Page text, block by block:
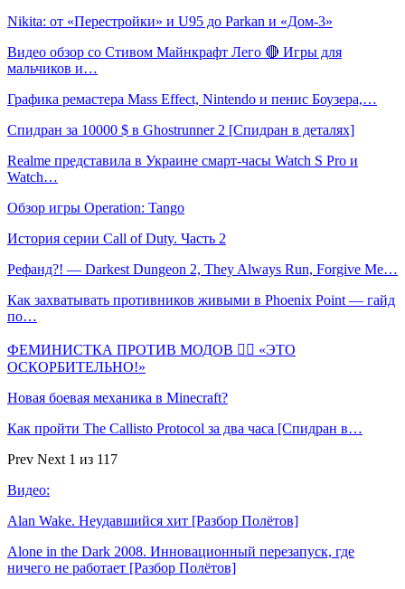
Nikita: от «Перестройки» и U95 до Parkan и «Дом-3»
Видео обзор со Стивом Майнкрафт Лего 🔴 Игры для
мальчиков и…
Графика ремастера Mass Effect, Nintendo и пенис Боузера,…
Спидран за 10000 $ в Ghostrunner 2 [Спидран в деталях]
Realme представила в Украине смарт-часы Watch S Pro и
Watch…
Обзор игры Operation: Tango
История серии Call of Duty. Часть 2
Рефанд?! — Darkest Dungeon 2, They Always Run, Forgive Me…
Как захватывать противников живыми в Phoenix Point — гайд
по…
ФЕМИНИСТКА ПРОТИВ МОДОВ 🤦‍♀️ «ЭТО
ОСКОРБИТЕЛЬНО!»
Новая боевая механика в Minecraft?
Как пройти The Callisto Protocol за два часа [Спидран в…
Prev Next 1 из 117
Видео:
Alan Wake. Неудавшийся хит [Разбор Полётов]
Alone in the Dark 2008. Инновационный перезапуск, где
ничего не работает [Разбор Полётов]